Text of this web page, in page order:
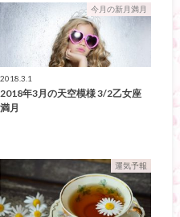
今月の新月満月
2018.3.1
2018年3月の天空模様 3/2乙女座
満月
運気予報